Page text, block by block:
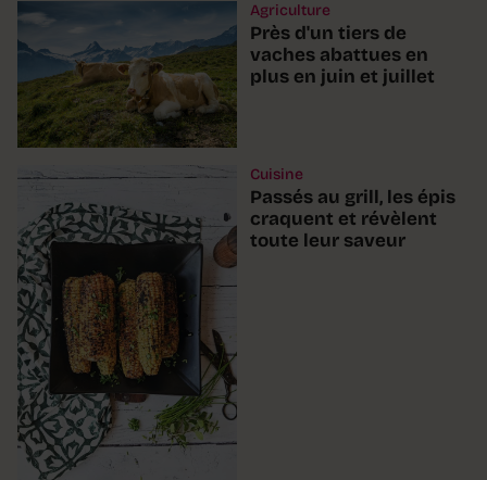
Agriculture
Près d'un tiers de
vaches abattues en
plus en juin et juillet
Cuisine
Passés au grill, les épis
craquent et révèlent
toute leur saveur